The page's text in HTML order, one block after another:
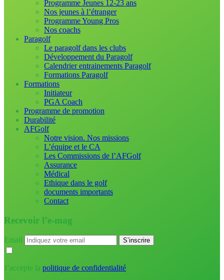
Programme Jeunes 12-23 ans
Nos jeunes à l’étranger
Programme Young Pros
Nos coachs
Paragolf
Le paragolf dans les clubs
Développement du Paragolf
Calendrier entrainements Paragolf
Formations Paragolf
Formations
Initiateur
PGA Coach
Programme de promotion
Durabilité
AFGolf
Notre vision. Nos missions
L’équipe et le CA
Les Commissions de l’AFGolf
Assurance
Médical
Ethique dans le golf
documents importants
Contact
Recevoir l’e-mag
Email
J’accepte la politique de confidentialité